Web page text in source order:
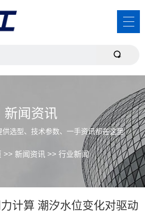
新闻资讯
选型、技术参数、一手资讯都在这里
>> 新闻资讯 >> 行业新闻
计算 潮汐水位变化对驱动